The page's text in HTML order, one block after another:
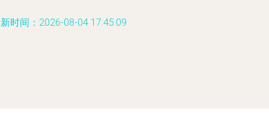
时间：2026-08-04 17:45:09